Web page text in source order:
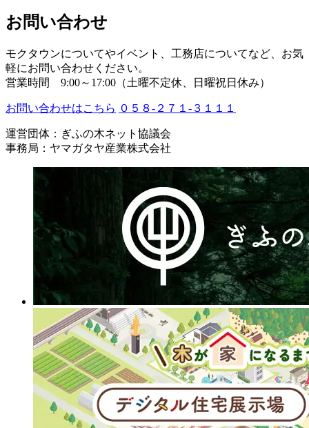
お問い合わせ
モクタウンについてやイベント、工務店についてなど、お気
軽にお問い合わせください。
営業時間 9:00～17:00（土曜不定休、日曜祝日休み）
お問い合わせはこちら ０５８-２７１-３１１１
運営団体：ぎふの木ネット協議会
事務局：ヤマガタヤ産業株式会社